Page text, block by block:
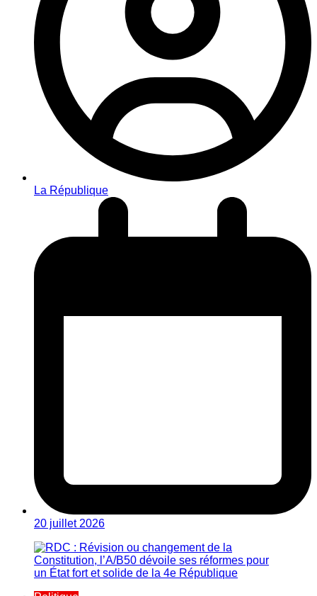
La République
20 juillet 2026